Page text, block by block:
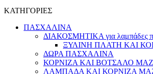
ΚΑΤΗΓΟΡΙΕΣ
ΠΑΣΧΑΛΙΝΑ
ΔΙΑΚΟΣΜΗΤΙΚΑ για λαμπάδες
ΞΥΛΙΝΗ ΠΛΑΤΗ ΚΑΙ
ΔΩΡΑ ΠΑΣΧΑΛΙΝΑ
ΚΟΡΝΙΖΑ ΚΑΙ ΒΟΤΣΑΛΟ ΜΑΖΙ
ΛΑΜΠΑΔΑ ΚΑΙ ΚΟΡΝΙΖΑ